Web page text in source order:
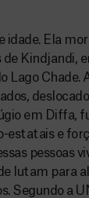
idade. Ela
de Kindjandi,
Lago Chade.
em Diffa,
estatais e
pessoas
lutam para
Segundo a